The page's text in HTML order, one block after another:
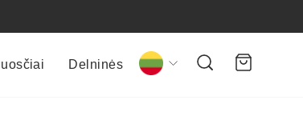
Delninės KalbaPaieška